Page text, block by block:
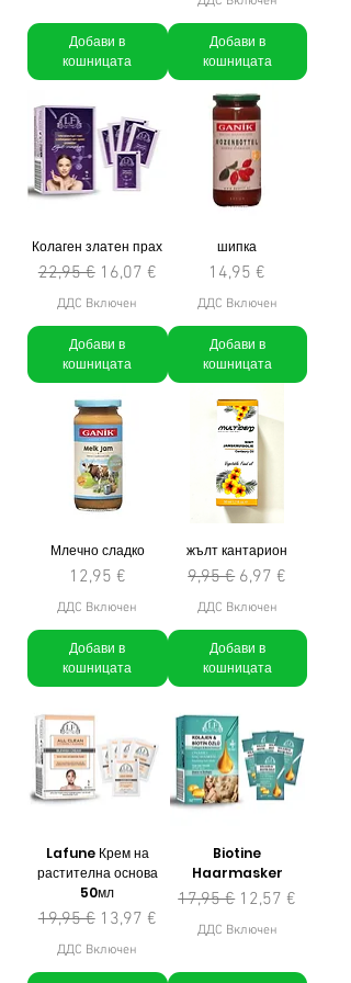
Добави в
кошницата
Добави в
кошницата
Колаген златен прах
Редовна цена
22,95 € Продажна цена
16,07 €
ДДС Включен
Добави в
кошницата
шипка
Цена
14,95 €
ДДС Включен
Добави в
кошницата
Млечно сладко
Цена
12,95 €
ДДС Включен
Добави в
кошницата
жълт кантарион
Редовна цена
9,95 € Продажна цена
6,97 €
ДДС Включен
Добави в
кошницата
Lafune Крем на
растителна основа
50мл
Редовна цена
19,95 € Продажна цена
13,97 €
ДДС Включен
Biotine
Haarmasker
Редовна цена
17,95 € Продажна цена
12,57 €
ДДС Включен